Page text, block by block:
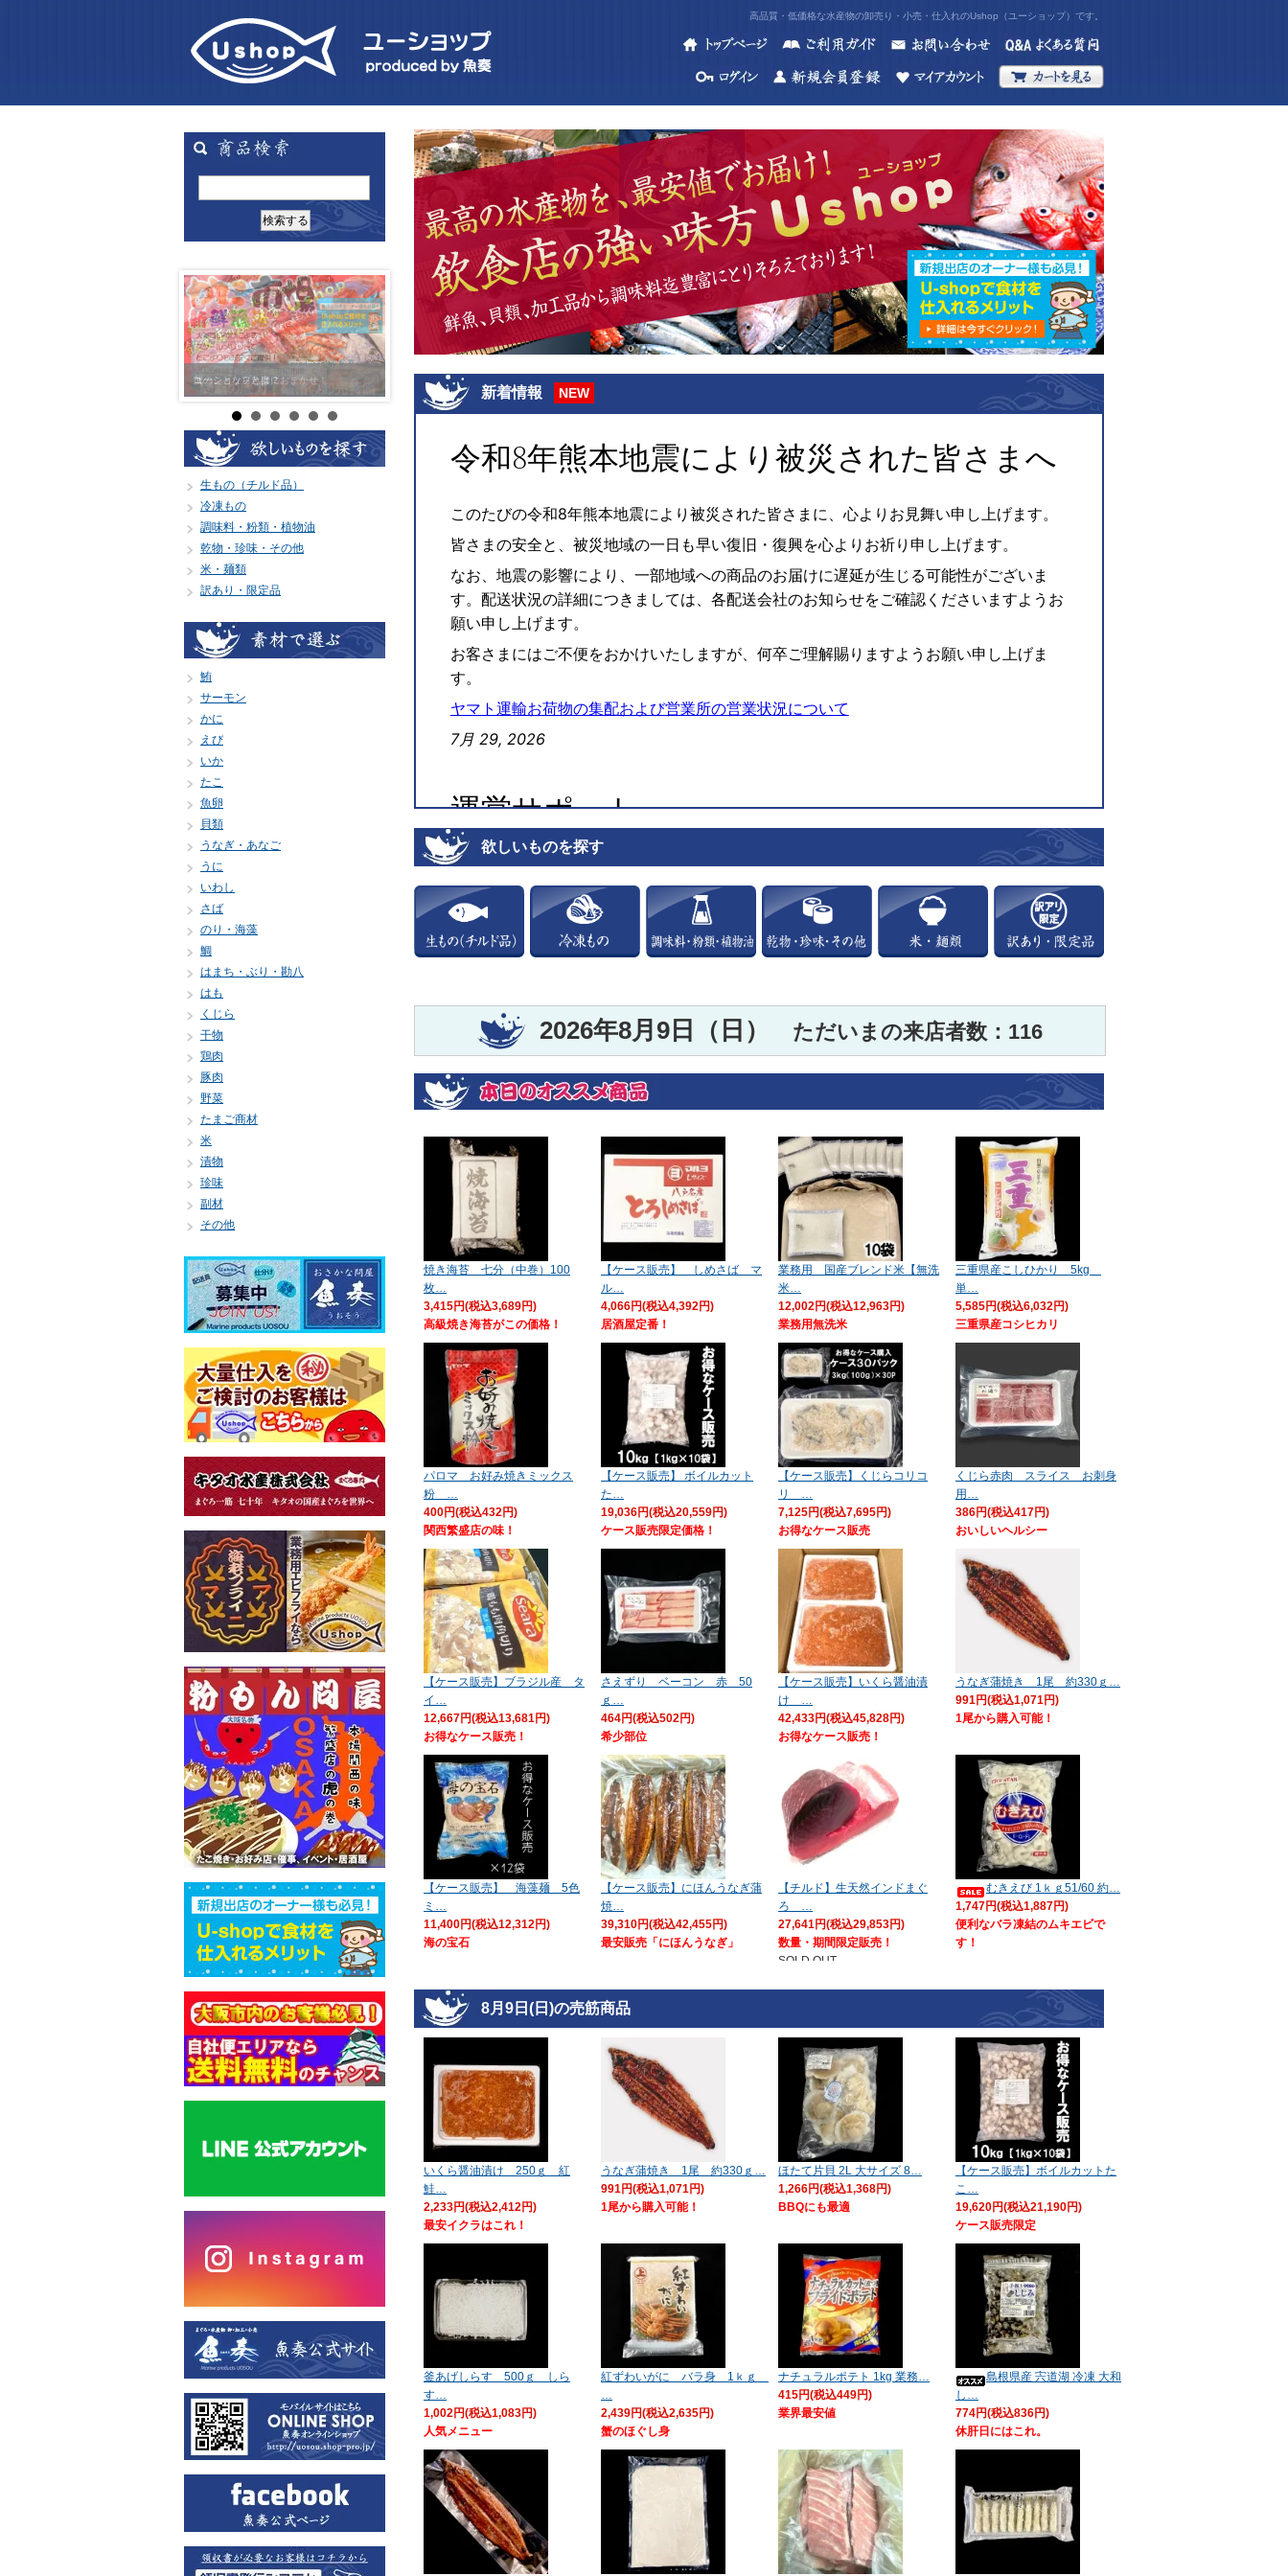
高品質・低価格な水産物の卸売り・小売・仕入れのUshop（ユーショップ）です。
ユーショップとは？
生もの（チルド品）
冷凍もの
調味料・粉類・植物油
乾物・珍味・その他
米・麺類
訳あり・限定品
鮪
サーモン
かに
えび
いか
たこ
魚卵
貝類
うなぎ・あなご
うに
いわし
さば
のり・海藻
鯛
はまち・ぶり・勘八
はも
くじら
干物
鶏肉
豚肉
野菜
たまご商材
米
漬物
珍味
副材
その他
新着情報 NEW
欲しいものを探す
2026年8月9日（日） ただいまの来店者数：116
焼き海苔 七分（中巻）100
枚…
3,415円(税込3,689円)
高級焼き海苔がこの価格！
【ケース販売】 しめさば マ
ル…
4,066円(税込4,392円)
居酒屋定番！
業務用 国産ブレンド米【無洗
米…
12,002円(税込12,963円)
業務用無洗米
三重県産こしひかり 5kg
単…
5,585円(税込6,032円)
三重県産コシヒカリ
パロマ お好み焼きミックス
粉 …
400円(税込432円)
関西繁盛店の味！
【ケース販売】 ボイルカット
た…
19,036円(税込20,559円)
ケース販売限定価格！
【ケース販売】くじらコリコ
リ …
7,125円(税込7,695円)
お得なケース販売
くじら赤肉 スライス お刺身
用…
386円(税込417円)
おいしいヘルシー
【ケース販売】ブラジル産 タ
イ…
12,667円(税込13,681円)
お得なケース販売！
さえずり ベーコン 赤 50
ｇ…
464円(税込502円)
希少部位
【ケース販売】いくら醤油漬
け …
42,433円(税込45,828円)
お得なケース販売！
うなぎ蒲焼き 1尾 約330ｇ…
991円(税込1,071円)
1尾から購入可能！
【ケース販売】 海藻麺 5色
ミ…
11,400円(税込12,312円)
海の宝石
【ケース販売】にほんうなぎ蒲
焼…
39,310円(税込42,455円)
最安販売「にほんうなぎ」
【チルド】生天然インドまぐ
ろ …
27,641円(税込29,853円)
数量・期間限定販売！
SOLD OUT
むきえび 1ｋｇ51/60 約…
1,747円(税込1,887円)
便利なバラ凍結のムキエビで
す！
8月9日(日)の売筋商品
いくら醤油漬け 250ｇ 紅
鮭…
2,233円(税込2,412円)
最安イクラはこれ！
うなぎ蒲焼き 1尾 約330ｇ…
991円(税込1,071円)
1尾から購入可能！
ほたて片貝 2L 大サイズ 8…
1,266円(税込1,368円)
BBQにも最適
【ケース販売】ボイルカットた
こ…
19,620円(税込21,190円)
ケース販売限定
釜あげしらす 500ｇ しら
す…
1,002円(税込1,083円)
人気メニュー
紅ずわいがに バラ身 1ｋｇ
…
2,439円(税込2,635円)
蟹のほぐし身
ナチュラルポテト 1kg 業務…
415円(税込449円)
業界最安値
島根県産 宍道湖 冷凍 大和
し…
774円(税込836円)
休肝日にはこれ。